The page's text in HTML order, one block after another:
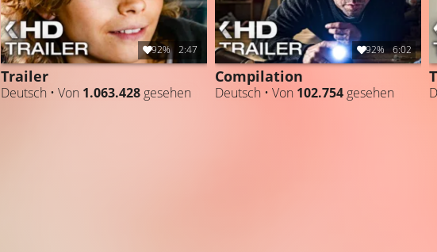
92% 2:47
Trailer
Deutsch • Von 1.063.428 gesehen
92% 6:02
Compilation
Deutsch • Von 102.754 gesehen